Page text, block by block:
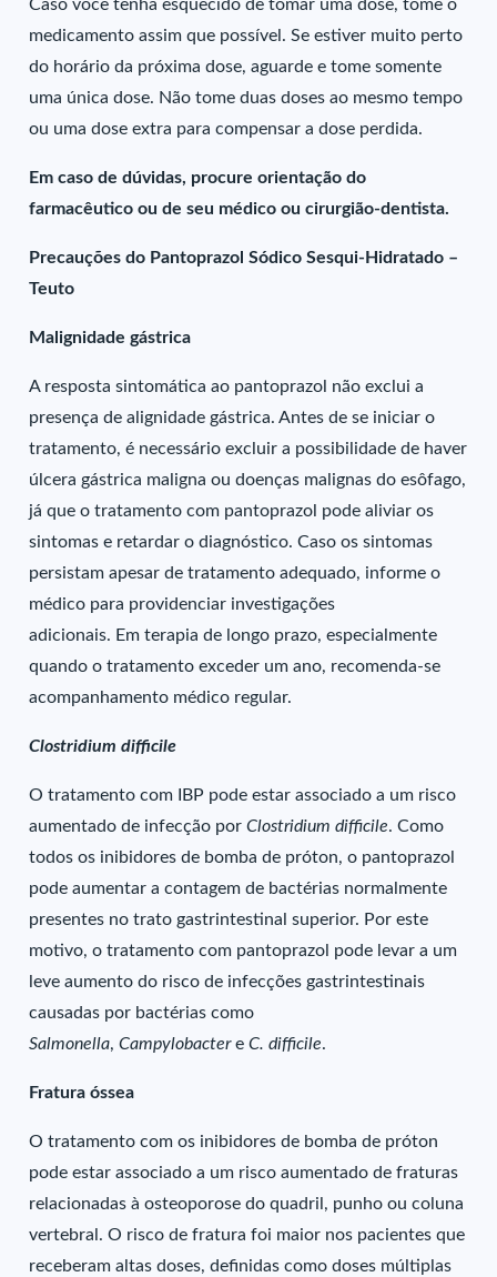
Caso você tenha esquecido de tomar uma dose, tome o
medicamento assim que possível. Se estiver muito perto
do horário da próxima dose, aguarde e tome somente
uma única dose. Não tome duas doses ao mesmo tempo
ou uma dose extra para compensar a dose perdida.
Em caso de dúvidas, procure orientação do
farmacêutico ou de seu médico ou cirurgião-dentista.
Precauções do Pantoprazol Sódico Sesqui-Hidratado –
Teuto
Malignidade gástrica
A resposta sintomática ao pantoprazol não exclui a
presença de alignidade gástrica. Antes de se iniciar o
tratamento, é necessário excluir a possibilidade de haver
úlcera gástrica maligna ou doenças malignas do esôfago,
já que o tratamento com pantoprazol pode aliviar os
sintomas e retardar o diagnóstico. Caso os sintomas
persistam apesar de tratamento adequado, informe o
médico para providenciar investigações
adicionais. Em terapia de longo prazo, especialmente
quando o tratamento exceder um ano, recomenda-se
acompanhamento médico regular.
Clostridium difficile
O tratamento com IBP pode estar associado a um risco
aumentado de infecção porClostridium difficile. Como
todos os inibidores de bomba de próton, o pantoprazol
pode aumentar a contagem de bactérias normalmente
presentes no trato gastrintestinal superior. Por este
motivo, o tratamento com pantoprazol pode levar a um
leve aumento do risco de infecções gastrintestinais
causadas por bactérias como
Salmonella,CampylobactereC. difficile.
Fratura óssea
O tratamento com os inibidores de bomba de próton
pode estar associado a um risco aumentado de fraturas
relacionadas à osteoporose do quadril, punho ou coluna
vertebral. O risco de fratura foi maior nos pacientes que
receberam altas doses, definidas como doses múltiplas